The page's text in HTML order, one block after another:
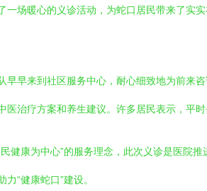
场暖心的义诊活动，为蛇口居民带来了
早早来到社区服务中心，耐心细致地为前
治疗方案和养生建议。许多居民表示，平
健康为中心”的服务理念，此次义诊是医院
“健康蛇口”建设。